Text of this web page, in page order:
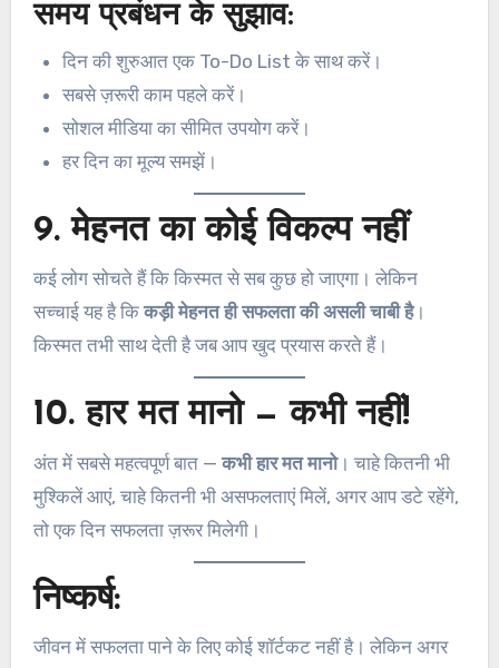
समय प्रबंधन के सुझाव:
दिन की शुरुआत एक To-Do List के साथ करें।
सबसे ज़रूरी काम पहले करें।
सोशल मीडिया का सीमित उपयोग करें।
हर दिन का मूल्य समझें।
9. मेहनत का कोई विकल्प नहीं
कई लोग सोचते हैं कि किस्मत से सब कुछ हो जाएगा। लेकिन
सच्चाई यह है किकड़ी मेहनत ही सफलता की असली चाबी है।
किस्मत तभी साथ देती है जब आप खुद प्रयास करते हैं।
10. हार मत मानो — कभी नहीं!
अंत में सबसे महत्वपूर्ण बात —कभी हार मत मानो। चाहे कितनी भी
मुश्किलें आएं, चाहे कितनी भी असफलताएं मिलें, अगर आप डटे रहेंगे,
तो एक दिन सफलता ज़रूर मिलेगी।
निष्कर्ष:
जीवन में सफलता पाने के लिए कोई शॉर्टकट नहीं है। लेकिन अगर